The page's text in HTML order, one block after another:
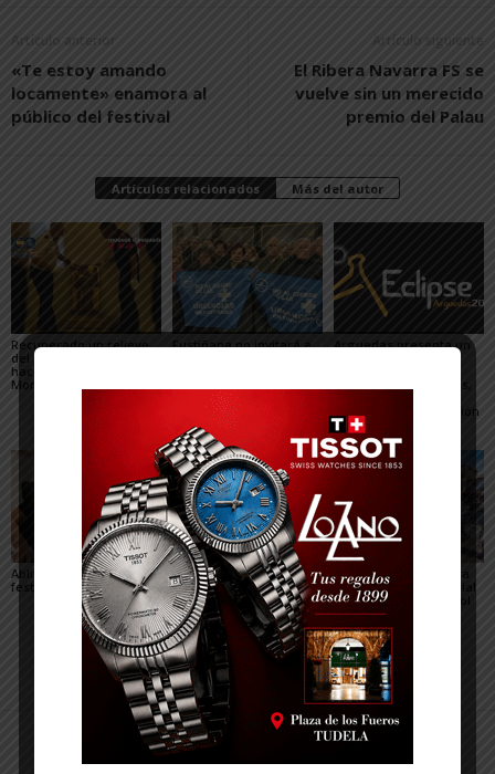
Artículo anterior
«Te estoy amando
locamente» enamora al
público del festival
Artículo siguiente
El Ribera Navarra FS se
vuelve sin un merecido
premio del Palau
Artículos relacionados Más del autor
Recuperado un relieve
del siglo XVI robado
hace 16 años del
Monasterio de Fitero
Fustiñana no invitará a
sus fiestas por el cierre
de las Urgencias
Arguedas presenta un
concierto y observación
de las Perseidas
Ablitas abre el verano
festivo con sus peras
María Preciado,
concejala de Cadreita:
«Queremos unas fiestas
en las que todo el
mundo encuentre su
sitio»
Sendaviva presenta la
programación especial
del eclipse total de Sol
del 12 de agosto